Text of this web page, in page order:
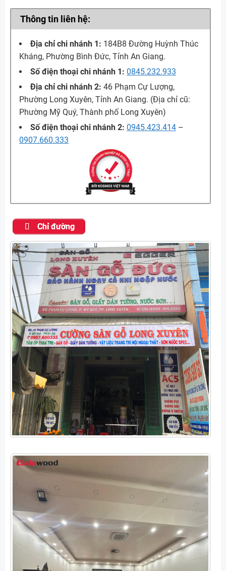
Thông tin liên hệ:
Địa chỉ chi nhánh 1: 184B8 Đường Huỳnh Thúc
Kháng, Phường Bình Đức, Tỉnh An Giang.
Số điện thoại chi nhánh 1: 0845.232.933
Địa chỉ chi nhánh 2: 46 Phạm Cự Lượng,
Phường Long Xuyên, Tỉnh An Giang. (Địa chỉ cũ:
Phường Mỹ Quý, Thành phố Long Xuyên)
Số điện thoại chi nhánh 2: 0945.423.414 –
0907.660.333
Chỉ đường